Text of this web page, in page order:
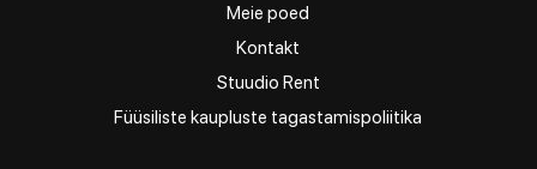
Meie poed
Kontakt
Stuudio Rent
Füüsiliste kaupluste tagastamispoliitika